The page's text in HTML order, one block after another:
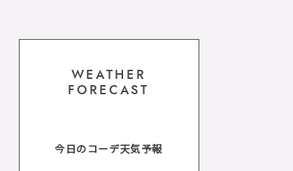
WEATHER
FORECAST
今日のコーデ天気予報